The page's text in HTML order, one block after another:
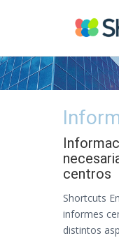
centros
Shortcuts
informes
distintos